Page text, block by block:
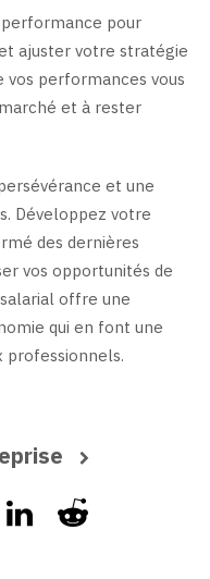
pour
ajuster votre stratégie
vos performances vous
et à rester
et une
Développez votre
des dernières
vos opportunités de
offre une
qui en font une